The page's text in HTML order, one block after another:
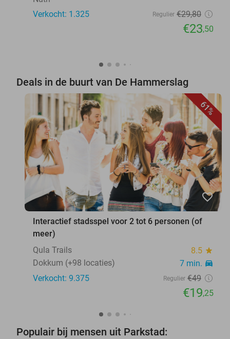
Verkocht: 1.325
Regulier €29,80
€23,50
Deals in de buurt van De Hammerslag
61%
favorite_border
Interactief stadsspel voor 2 tot 6 personen (of
meer)
Qula Trails
8.5 star
Dokkum (+98 locaties) 7 min. directions_car
Verkocht: 9.375 Regulier €49
€19,25
Populair bij mensen uit Parkstad: